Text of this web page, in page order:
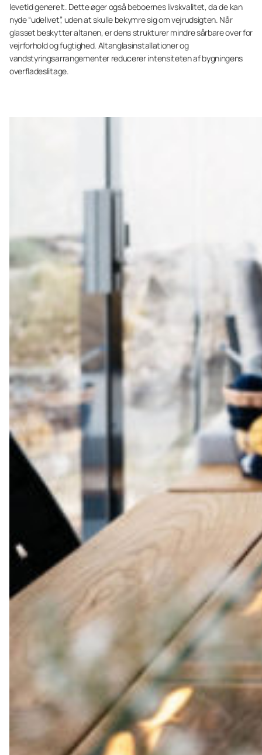
levetid generelt. Dette øger også beboernes livskvalitet, da de kan
nyde “udelivet”, uden at skulle bekymre sig om vejrudsigten. Når
glasset beskytter altanen, er dens strukturer mindre sårbare over for
vejrforhold og fugtighed. Altanglasinstallationer og
vandstyringsarrangementer reducerer intensiteten af bygningens
overfladeslitage.